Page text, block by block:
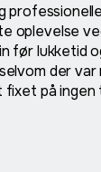
professionelle
oplevelse
før lukketid
der var
på ingen